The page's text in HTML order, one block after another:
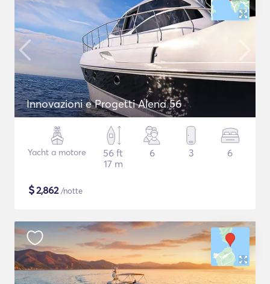
Innovazioni e Progetti Alena 56
Yacht a motore
56 ft
17 m
6 3 6
$2,862/notte